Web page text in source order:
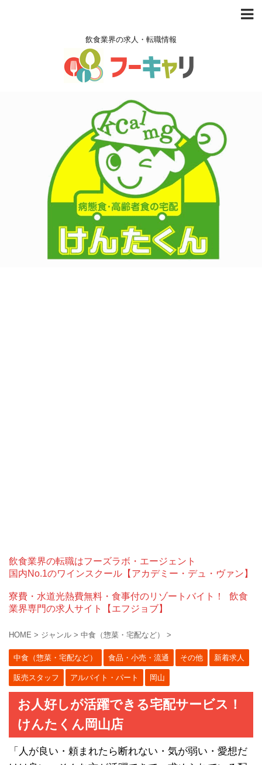
飲食業界の求人・転職情報
飲食業界の転職はフーズラボ・エージェント
国内No.1のワインスクール【アカデミー・デュ・ヴァン】
寮費・水道光熱費無料・食事付のリゾートバイト！
飲食
業界専門の求人サイト【エフジョブ】
HOME > ジャンル > 中食（惣菜・宅配など） >
中食（惣菜・宅配など） 食品・小売・流通 その他 新着求人
販売スタッフ アルバイト・パート 岡山
お人好しが活躍できる宅配サービス！
けんたくん岡山店
「人が良い・頼まれたら断れない・気が弱い・愛想だ